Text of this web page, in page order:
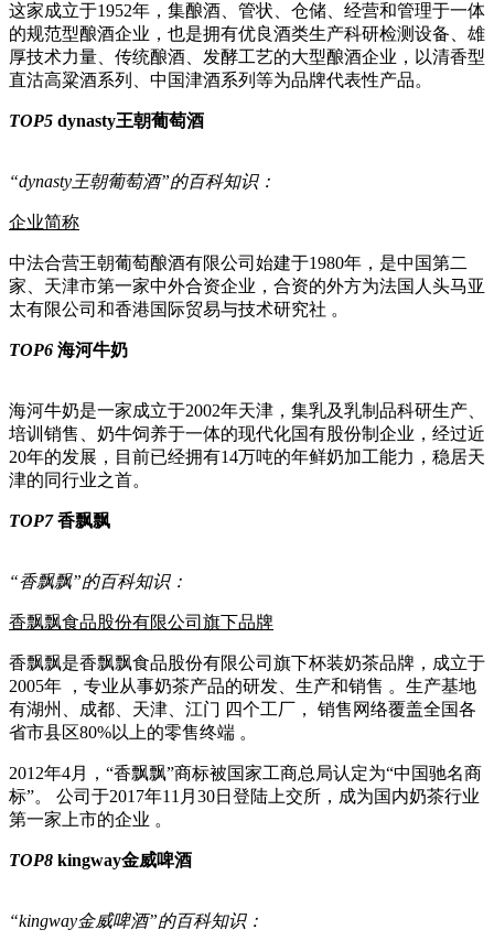
这家成立于1952年，集酿酒、管状、仓储、经营和管理于一体
的规范型酿酒企业，也是拥有优良酒类生产科研检测设备、雄
厚技术力量、传统酿酒、发酵工艺的大型酿酒企业，以清香型
直沽高粱酒系列、中国津酒系列等为品牌代表性产品。
TOP5 dynasty王朝葡萄酒
“dynasty王朝葡萄酒”的百科知识：
企业简称
中法合营王朝葡萄酿酒有限公司始建于1980年，是中国第二
家、天津市第一家中外合资企业，合资的外方为法国人头马亚
太有限公司和香港国际贸易与技术研究社 。
TOP6 海河牛奶
海河牛奶是一家成立于2002年天津，集乳及乳制品科研生产、
培训销售、奶牛饲养于一体的现代化国有股份制企业，经过近
20年的发展，目前已经拥有14万吨的年鲜奶加工能力，稳居天
津的同行业之首。
TOP7香飘飘
“香飘飘”的百科知识：
香飘飘食品股份有限公司旗下品牌
香飘飘是香飘飘食品股份有限公司旗下杯装奶茶品牌，成立于
2005年 ，专业从事奶茶产品的研发、生产和销售 。生产基地
有湖州、成都、天津、江门 四个工厂， 销售网络覆盖全国各
省市县区80%以上的零售终端 。
2012年4月，“香飘飘”商标被国家工商总局认定为“中国驰名商
标”。 公司于2017年11月30日登陆上交所，成为国内奶茶行业
第一家上市的企业 。
TOP8 kingway金威啤酒
“kingway金威啤酒”的百科知识：